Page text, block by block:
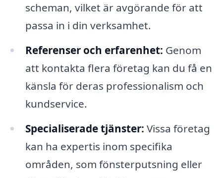
scheman, vilket är avgörande för att
passa in i din verksamhet.
Referenser och erfarenhet: Genom
att kontakta flera företag kan du få en
känsla för deras professionalism och
kundservice.
Specialiserade tjänster: Vissa företag
kan ha expertis inom specifika
områden, som fönsterputsning eller